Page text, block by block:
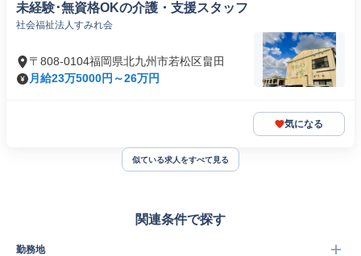
未経験･無資格OKの介護・⽀援スタッフ
社会福祉法人すみれ会
〒808-0104福岡県北九州市若松区畠田
月給23万5000円～26万円
気になる
似ている求人をすべて見る
関連条件で探す
勤務地